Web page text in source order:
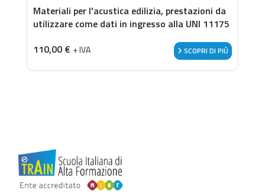
Materiali per l'acustica edilizia, prestazioni da
utilizzare come dati in ingresso alla UNI 11175
110,00 € + IVA SCOPRI DI PIÙ